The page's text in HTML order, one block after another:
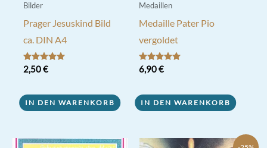
Bilder
Prager Jesuskind Bild
ca. DIN A4
Bewertet mit
5.00
2,50€
IN DEN WARENKORB
Medaillen
Medaille Pater Pio
vergoldet
Bewertet mit
5.00
6,90€
IN DEN WARENKORB